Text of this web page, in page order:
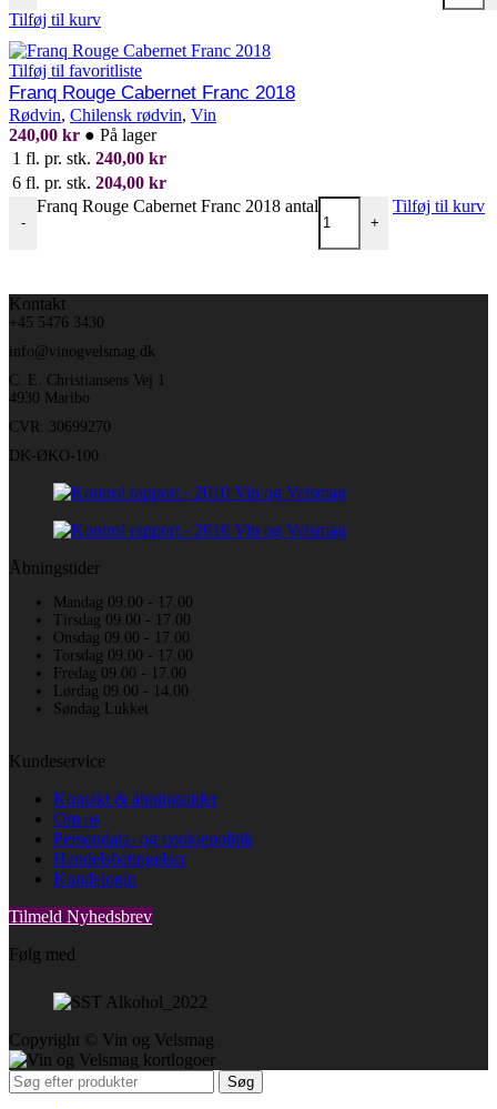
Tilføj til kurv
Tilføj til favoritliste
Franq Rouge Cabernet Franc 2018
Rødvin, Chilensk rødvin, Vin
240,00 kr ● På lager
1 fl. pr. stk. 240,00 kr
6 fl. pr. stk. 204,00 kr
-
Franq Rouge Cabernet Franc 2018 antal
+
Tilføj til kurv
Kontakt
+45 5476 3430
info@vinogvelsmag.dk
C. E. Christiansens Vej 1
4930 Maribo
CVR: 30699270
DK-ØKO-100
Åbningstider
Mandag 09.00 - 17.00
Tirsdag 09.00 - 17.00
Onsdag 09.00 - 17.00
Torsdag 09.00 - 17.00
Fredag 09.00 - 17.00
Lørdag 09.00 - 14.00
Søndag Lukket
Kundeservice
Kontakt & åbningstider
Om os
Persondata- og cookiepolitik
Handelsbetingelser
Kundelogin
Tilmeld Nyhedsbrev
Følg med
Copyright © Vin og Velsmag
Søg